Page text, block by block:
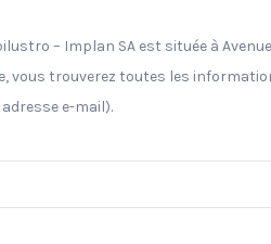
– Implan SA est située à
vous trouverez toutes les
e-mail).